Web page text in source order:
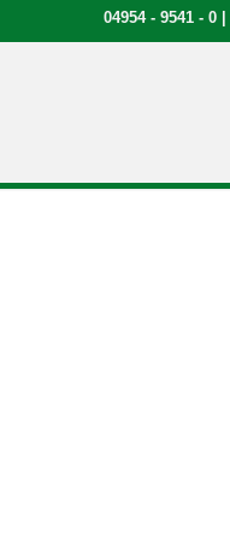
04954 - 9541 - 0